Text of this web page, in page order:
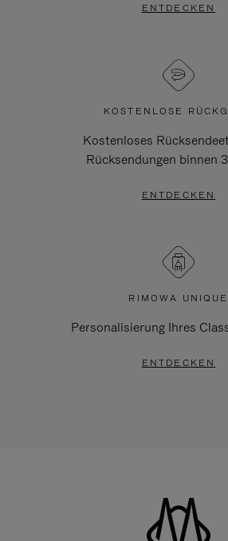
ENTDECKEN
KOSTENLOSE
Kostenloses
Rücksendungen binnen
ENTDECKEN
RIMOWA UNIQUE
Personalisierung Ihres
ENTDECKEN